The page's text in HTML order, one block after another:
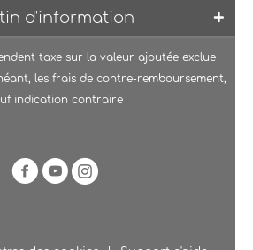
d'information
taxe sur la valeur ajoutée exclue
les frais de contre-remboursement,
indication contraire